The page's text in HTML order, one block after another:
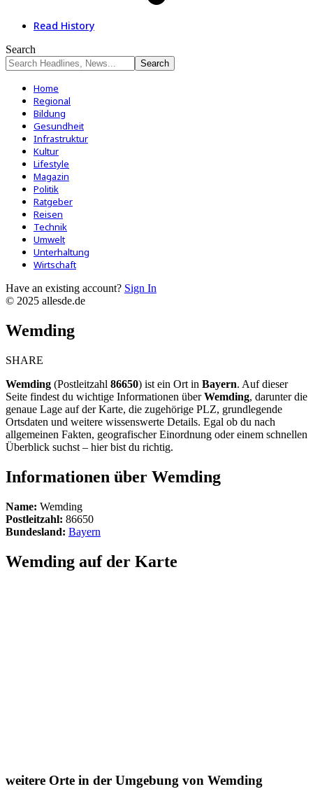
Read History
Search
Home
Regional
Bildung
Gesundheit
Infrastruktur
Kultur
Lifestyle
Magazin
Politik
Ratgeber
Reisen
Technik
Umwelt
Unterhaltung
Wirtschaft
Have an existing account? Sign In
© 2025 allesde.de
Wemding
SHARE
Wemding (Postleitzahl 86650) ist ein Ort in Bayern. Auf dieser
Seite findest du wichtige Informationen überWemding, darunter die
genaue Lage auf der Karte, die zugehörige PLZ, grundlegende
Ortsdaten und weitere wissenswerte Details. Egal ob du nach
allgemeinen Fakten, geografischer Einordnung oder einem schnellen
Überblick suchst – hier bist du richtig.
Informationen über Wemding
Name: Wemding
Postleitzahl: 86650
Bundesland: Bayern
Wemding auf der Karte
weitere Orte in der Umgebung von Wemding